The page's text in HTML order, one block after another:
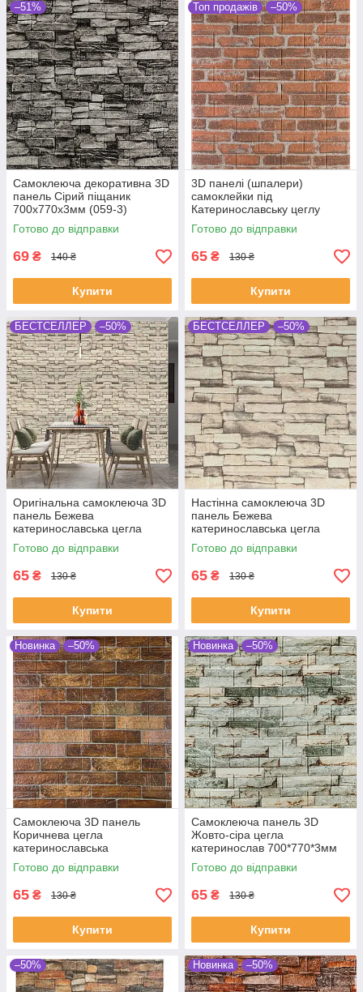
–51%
Самоклеюча декоративна 3D
панель Сірий піщаник
700x770x3мм (059-3)
Готово до відправки
69 ₴ 140 ₴
Купити
Топ продажів –50%
3D панелі (шпалери)
самоклейки під
Катеринославську цеглу
700х770х3 мм Рудий
Готово до відправки
65 ₴ 130 ₴
Купити
БЕСТСЕЛЛЕР –50%
Оригінальна самоклеюча 3D
панель Бежева
катеринославська цегла
700x770x3мм
Готово до відправки
65 ₴ 130 ₴
Купити
БЕСТСЕЛЛЕР –50%
Настінна самоклеюча 3D
панель Бежева
катеринославська цегла
700x770x2мм
Готово до відправки
65 ₴ 130 ₴
Купити
Новинка –50%
Самоклеюча 3D панель
Коричнева цегла
катеринославська
700х770х2мм
Готово до відправки
65 ₴ 130 ₴
Купити
Новинка –50%
Самоклеюча панель 3D
Жовто-сіра цегла
катеринослав 700*770*3мм
Готово до відправки
65 ₴ 130 ₴
Купити
–50% Новинка –50%